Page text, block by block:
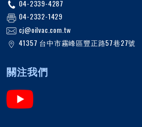
04-2339-4287
04-2332-1429
cj@oilvac.com.tw
41357 台中市霧峰區豐正路57巷27號
關注我們